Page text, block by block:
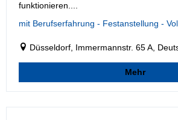
funktionieren....
mit Berufserfahrung - Festanstellung -
Düsseldorf, Immermannstr. 65 A,
Mehr